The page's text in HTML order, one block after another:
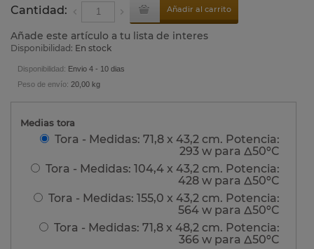
Cantidad: Añadir al carrito
Añade este artículo a tu lista de interes
Disponibilidad: En stock
Disponibilidad: Envio 4 - 10 dias
Peso de envío: 20,00 kg
Medias tora
Tora - Medidas: 71,8 x 43,2 cm. Potencia:
293 w para Δ50ºC
Tora - Medidas: 104,4 x 43,2 cm. Potencia:
428 w para Δ50ºC
Tora - Medidas: 155,0 x 43,2 cm. Potencia:
564 w para Δ50ºC
Tora - Medidas: 71,8 x 48,2 cm. Potencia:
366 w para Δ50ºC